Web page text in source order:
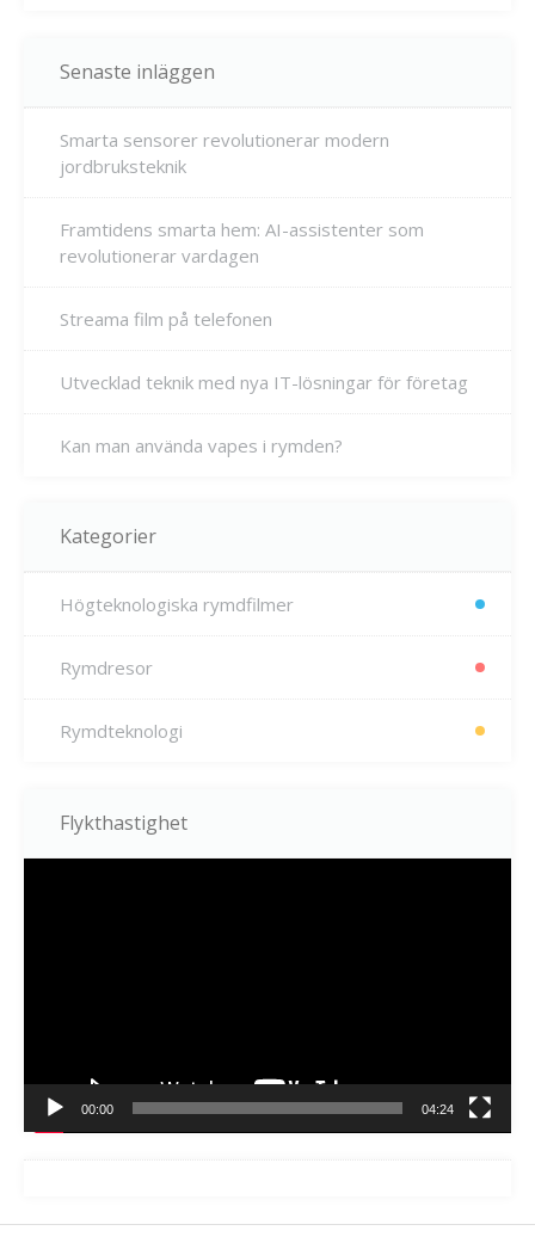
Senaste inläggen
Smarta sensorer revolutionerar modern
jordbruksteknik
Framtidens smarta hem: AI-assistenter som
revolutionerar vardagen
Streama film på telefonen
Utvecklad teknik med nya IT-lösningar för företag
Kan man använda vapes i rymden?
Kategorier
Högteknologiska rymdfilmer
Rymdresor
Rymdteknologi
Flykthastighet
00:00 04:24